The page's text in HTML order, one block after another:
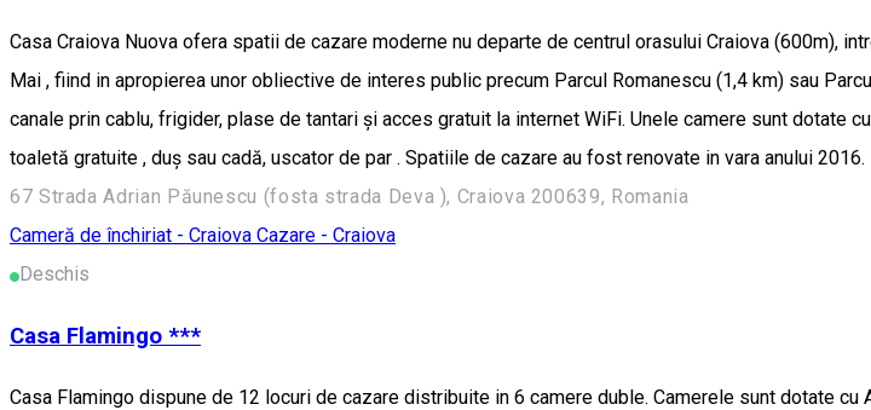
Casa Craiova Nuova ofera spatii de cazare moderne nu departe de centrul orasului Craiova (600m),
Mai , fiind in apropierea unor obliective de interes public precum Parcul Romanescu (1,4 km) sau
canale prin cablu, frigider, plase de tantari şi acces gratuit la internet WiFi. Unele camere sunt dotate
toaletă gratuite , duş sau cadă, uscator de par . Spatiile de cazare au fost renovate in vara anului 2016.
67 Strada Adrian Păunescu (fosta strada Deva ), Craiova 200639, Romania
Cameră de închiriat - Craiova Cazare - Craiova
Deschis
Casa Flamingo ***
Casa Flamingo dispune de 12 locuri de cazare distribuite in 6 camere duble. Camerele sunt dotate cu